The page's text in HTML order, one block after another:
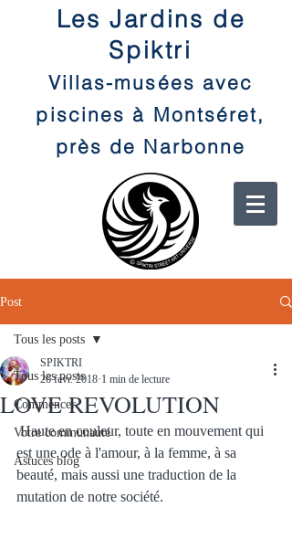
Les Jardins de
Spiktri
Villas-musées avec
piscines à Montséret,
près de Narbonne
Post
Tous les posts
Commencer
Votre communauté
Astuces blog
Tous les posts
LOVE REVOLUTION
SPIKTRI
26 févr. 2018 1 min de lecture
Haute en couleur, toute en mouvement qui
est une ode à l'amour, à la femme, à sa
beauté, mais aussi une traduction de la
mutation de notre société.